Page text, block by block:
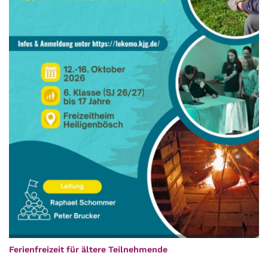
Ferienfreizeit für ältere Teilnehmende: